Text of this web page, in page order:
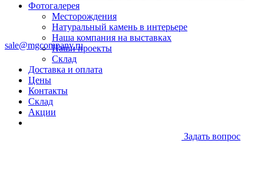
Фотогалерея
Месторождения
Натуральный камень в интерьере
Наша компания на выставках
Наши проекты
Склад
Доставка и оплата
Цены
Контакты
Склад
Акции
sale@mgcompany.ru
Задать вопрос